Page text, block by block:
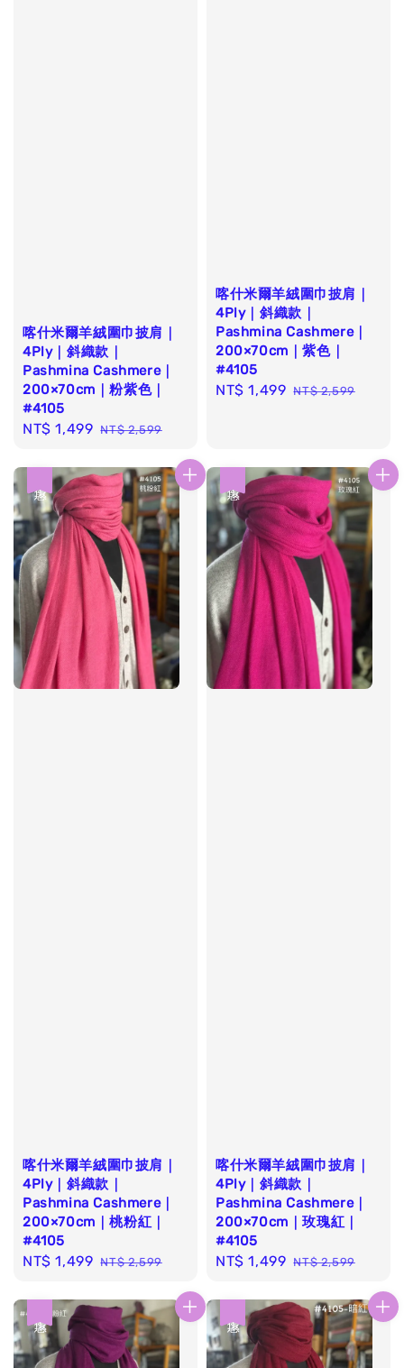
喀什米爾羊絨圍巾披肩｜
4Ply｜斜織款｜
Pashmina Cashmere｜
200×70cm｜粉紫色｜
#4105
Sale
NT$ 1,499 Regular
NT$ 2,599
喀什米爾羊絨圍巾披肩｜
4Ply｜斜織款｜
Pashmina Cashmere｜
200×70cm｜紫色｜
#4105
Sale
NT$ 1,499 Regular
NT$ 2,599
喀什米爾羊絨圍巾披肩｜
4Ply｜斜織款｜
Pashmina Cashmere｜
200×70cm｜桃粉紅｜
#4105
Sale
NT$ 1,499 Regular
NT$ 2,599
喀什米爾羊絨圍巾披肩｜
4Ply｜斜織款｜
Pashmina Cashmere｜
200×70cm｜玫瑰紅｜
#4105
Sale
NT$ 1,499 Regular
NT$ 2,599